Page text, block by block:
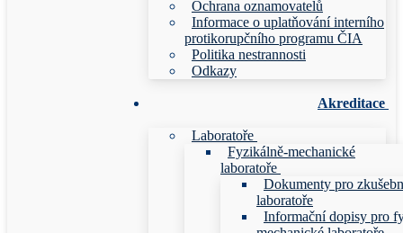
Ochrana oznamovatelů
Informace o uplatňování interního
protikorupčního programu ČIA
Politika nestrannosti
Odkazy
Akreditace
Laboratoře
Fyzikálně-mechanické
laboratoře
Dokumenty pro
laboratoře
Informační dopisy pro